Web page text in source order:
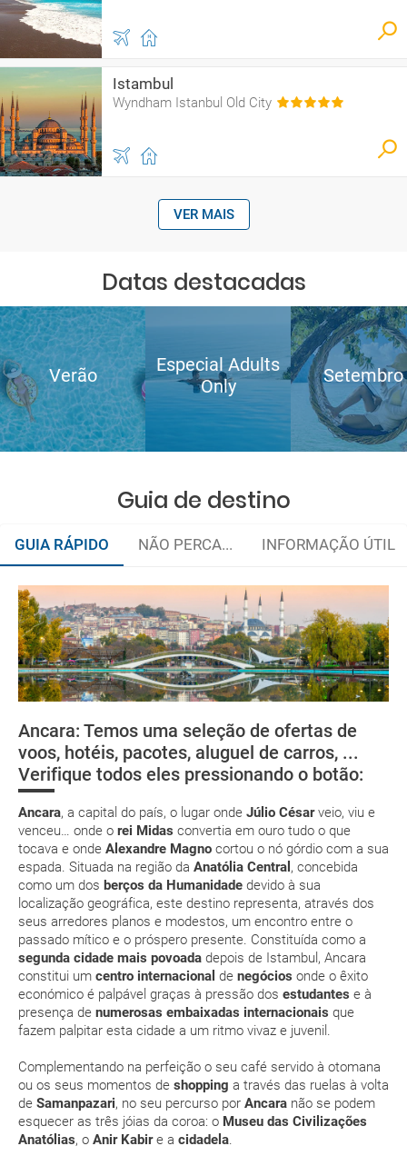
Istambul
Wyndham Istanbul Old City
VER MAIS
Datas destacadas
Verão
Especial Adults
Only
Setembro
Guia de destino
GUIA RÁPIDO NÃO PERCA... INFORMAÇÃO ÚTIL
Ancara: Temos uma seleção de ofertas de
voos, hotéis, pacotes, aluguel de carros, ...
Verifique todos eles pressionando o botão:
Ancara, a capital do país, o lugar onde Júlio Césarveio, viu e
venceu… onde o rei Midas convertia em ouro tudo o que
tocava e onde Alexandre Magno cortou o nó górdio com a sua
espada. Situada na região da Anatólia Central , concebida
como um dos berços da Humanidade devido à sua
localização geográfica, este destino representa, através dos
seus arredores planos e modestos, um encontro entre o
passado mítico e o próspero presente. Constituída como a
segunda cidade mais povoada depois de Istambul, Ancara
constitui um centro internacional de negócios onde o êxito
económico é palpável graças à pressão dos estudantes e à
presença de numerosas embaixadas internacionais que
fazem palpitar esta cidade a um ritmo vivaz e juvenil.
Complementando na perfeição o seu café servido à otomana
ou os seus momentos de shopping a través das ruelas à volta
de Samanpazari, no seu percurso por Ancara não se podem
esquecer as três jóias da coroa: o Museu das Civilizações
Anatólias, o Anir Kabire a cidadela
Oludeniz, praias
de filme na
Turquia
Éfeso
O Castelo de
Pamukkale
Organize a sua viagem
Como chegar
Telefones de interesse
Documentação necessária
Embaixadas e consulados
Moedas e tipos de câmbios
e-mail
deverá imprimi-la
low cost
suplemento extra
férias
Posso cancelar ou modificar a reserva da viagem?
Que custos podem ser originados por um
cancelamento ou modificação da viagem?
Que validade deve ter o meu passaporte para viajar
para...?
Com quanta antecedência tenho de estar no
aeroporto?
Como posso reservar uma viagem de pacote de